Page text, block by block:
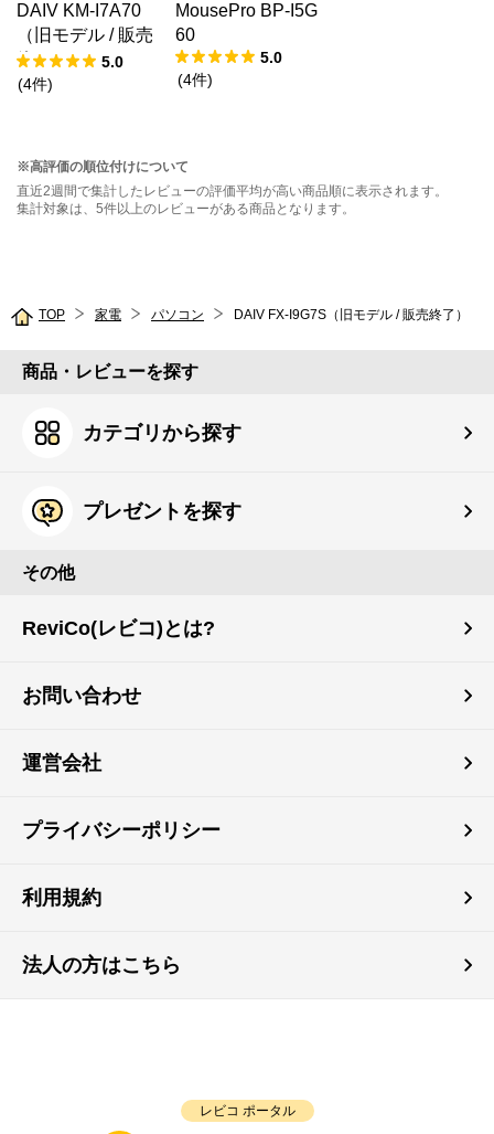
DAIV KM-I7A70
（旧モデル / 販売
終了）
5.0
(4件)
MousePro BP-I5G
60
5.0
(4件)
※高評価の順位付けについて
直近2週間で集計したレビューの評価平均が高い商品順に表示されます。
集計対象は、5件以上のレビューがある商品となります。
TOP 家電 パソコン DAIV FX-I9G7S（旧モデル / 販売終了）
商品・レビューを探す
カテゴリから探す
プレゼントを探す
その他
ReviCo(レビコ)とは?
お問い合わせ
運営会社
プライバシーポリシー
利用規約
法人の方はこちら
レビコ ポータル